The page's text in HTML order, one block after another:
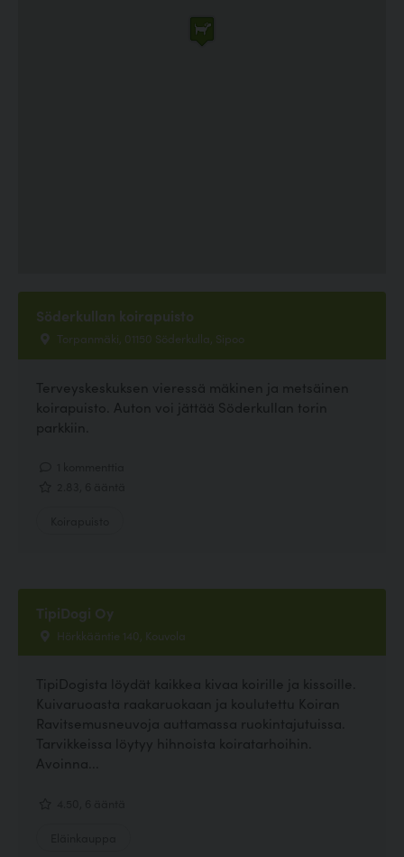
Söderkullan koirapuisto
Torpanmäki, 01150 Söderkulla, Sipoo
Terveyskeskuksen vieressä mäkinen ja metsäinen
koirapuisto. Auton voi jättää Söderkullan torin
parkkiin.
TipiDogi Oy
Hörkkääntie 140, Kouvola
TipiDogista löydät kaikkea kivaa koirille ja kissoille.
Kuivaruoasta raakaruokaan ja koulutettu Koiran
Ravitsemusneuvoja auttamassa ruokintajutuissa.
Tarvikkeissa löytyy hihnoista koiratarhoihin.
Avoinna...